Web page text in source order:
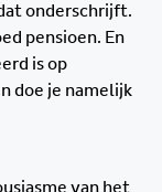
onderschrijft.
pensioen. En
is op
doe je namelijk
van het